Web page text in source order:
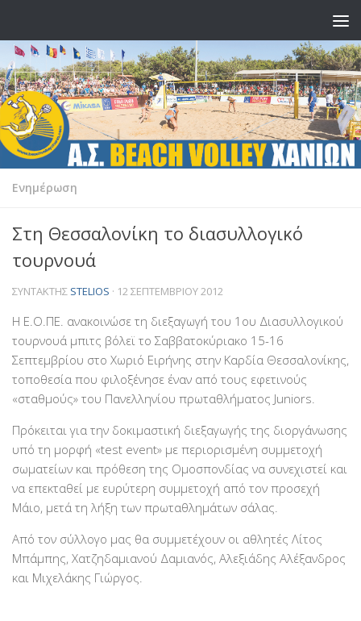
Ενημέρωση
Στη Θεσσαλονίκη το διασυλλογικό
τουρνουά
ΣΥΝΤΆΚΤΗΣ STELIOS · 12 ΣΕΠΤΕΜΒΡΊΟΥ 2012
Η Ε.Ο.ΠΕ. ανακοινώσε τη διεξαγωγή του 1ου Διασυλλογικού
τουρνουά μπιτς βόλεϊ το Σαββατοκύριακο 15-16
Σεπτεμβρίου στο Χωριό Ειρήνης στην Καρδία Θεσσαλονίκης,
τοποθεσία που φιλοξένησε έναν από τους εφετινούς
«σταθμούς» του Πανελληνίου πρωταθλήματος Juniors.
Πρόκειται για την δοκιμαστική διεξαγωγής της διοργάνωσης
υπό τη μορφή «test event» με περιορισμένη συμμετοχή
σωματείων και πρόθεση της Ομοσπονδίας να συνεχιστεί και
να επεκταθεί με ευρύτερη συμμετοχή από τον προσεχή
Μάιο, μετά τη λήξη των πρωταθλημάτων σάλας.
Από τον σύλλογο μας θα συμμετέχουν οι αθλητές Λίτος
Μπάμπης, Χατζηδαμιανού Δαμιανός, Αλεξιάδης Αλέξανδρος
και Μιχελάκης Γιώργος.